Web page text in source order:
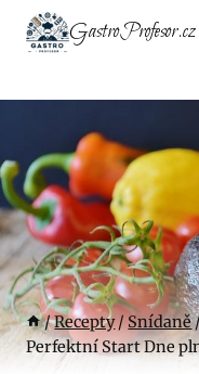
Přeskočit
GastroProfesor.cz
/Recepty/Snídaně
Perfektní Start Dne